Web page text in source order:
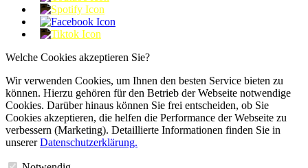
Welche Cookies akzeptieren Sie?
Wir verwenden Cookies, um Ihnen den besten Service bieten zu
können. Hierzu gehören für den Betrieb der Webseite notwendige
Cookies. Darüber hinaus können Sie frei entscheiden, ob Sie
Cookies akzeptieren, die helfen die Performance der Webseite zu
verbessern (Marketing). Detaillierte Informationen finden Sie in
unsererDatenschutzerklärung.